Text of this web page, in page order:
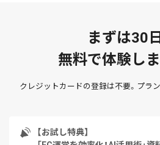
まずは30
無料で体験しま
クレジットカードの登録は不要。 プラ
【お試し特典】